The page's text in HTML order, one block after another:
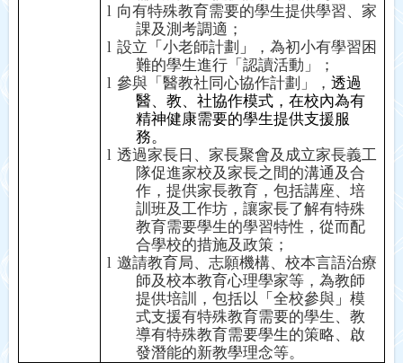
l 向有特殊教育需要的學生提供學習、家
課及測考調適；
l 設立 「小老師計劃 」 ，為初小有學習困
難的學生進行「認讀活動」；
l 參與「醫教社同心協作計劃」，透過
醫、教、社協作模式，在校內為有
精神健康需要的學生提供支援服
務。
l 透過家長日、家長聚會及成立家長義工
隊促進家校及家長之間的溝通及合
作，提供家長教育 ，包括講座、培
訓班及工作坊 ，讓家長了解有特殊
教育需要學生的學習特性 ，從而配
合學校的措施及政策；
l 邀請教育局、志願機構、校本言語治療
師及校本教育心理學家等 ，為教師
提供培訓
，包括以 「全校參與 」模
式支援有特殊教育需要的學生、教
導有特殊教育需要學生的策略、啟
發潛能的新教學理念等。